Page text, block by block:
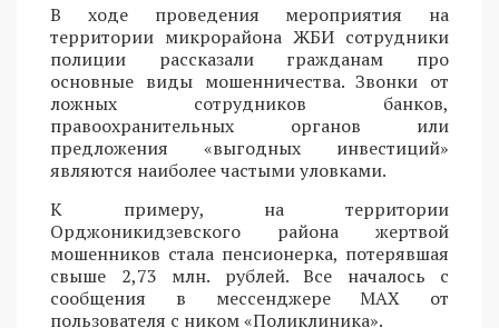
В ходе проведения мероприятия на
территории микрорайона ЖБИ сотрудники
полиции рассказали гражданам про
основные виды мошенничества. Звонки от
ложных сотрудников банков,
правоохранительных органов или
предложения «выгодных инвестиций»
являются наиболее частыми уловками.
К примеру, на территории
Орджоникидзевского района жертвой
мошенников стала пенсионерка, потерявшая
свыше 2,73 млн. рублей. Все началось с
сообщения в мессенджере MAX от
пользователя с ником «Поликлиника».